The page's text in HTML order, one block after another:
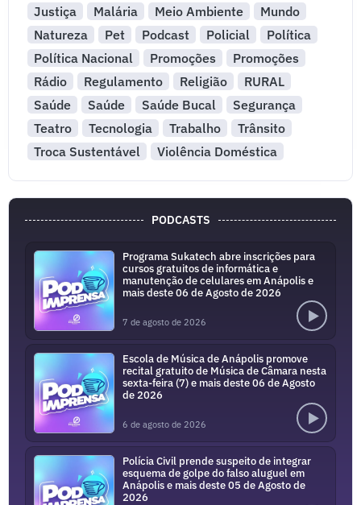
Justiça
Malária Meio Ambiente
Mundo
Natureza
Pet Podcast Policial
Política
Política Nacional
Promoções
Promoções
Rádio
Regulamento Religião
RURAL
Saúde
Saúde Saúde Bucal
Segurança
Teatro
Tecnologia Trabalho
Trânsito
Troca Sustentável
Violência Doméstica
PODCASTS
Programa Sukatech abre inscrições para
cursos gratuitos de informática e
manutenção de celulares em Anápolis e
mais deste 06 de Agosto de 2026
7 de agosto de 2026
Escola de Música de Anápolis promove
recital gratuito de Música de Câmara nesta
sexta-feira (7) e mais deste 06 de Agosto
de 2026
6 de agosto de 2026
Polícia Civil prende suspeito de integrar
esquema de golpe do falso aluguel em
Anápolis e mais deste 05 de Agosto de
2026